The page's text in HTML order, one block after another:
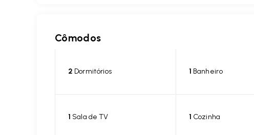
Cômodos
2 Dormitórios 1 Banheiro
1 Sala de TV 1 Cozinha